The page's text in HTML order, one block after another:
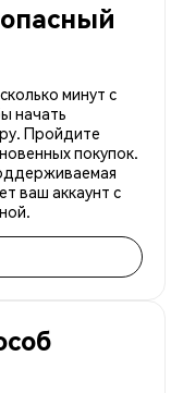
минут с
начать
Пройдите
покупок.
ваш аккаунт с